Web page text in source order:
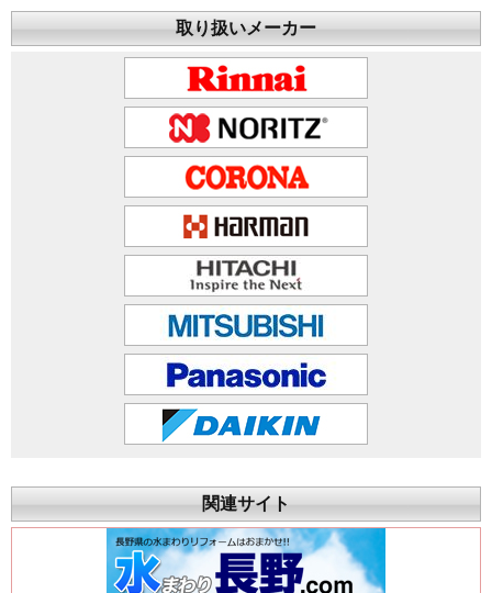
取り扱いメーカー
関連サイト